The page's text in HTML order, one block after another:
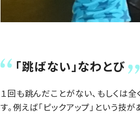
「跳ばない」なわとび
１回も跳んだことがない、もしくは
す。例えば「ピックアップ」という技